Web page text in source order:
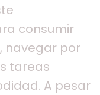
consumir
navegar por
tareas
A pesar